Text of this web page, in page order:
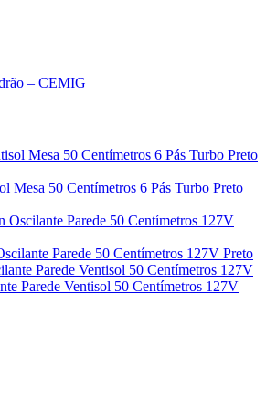
– CEMIG
Mesa 50 Centímetros 6 Pás Turbo Preto
Parede 50 Centímetros 127V Preto
Parede Ventisol 50 Centímetros 127V